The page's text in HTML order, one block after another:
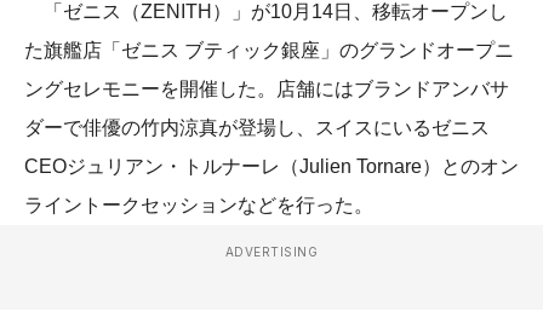
「ゼニス（ZENITH）」が10月14日、移転オープンし
た旗艦店「ゼニス ブティック銀座」のグランドオープニ
ングセレモニーを開催した。店舗にはブランドアンバサ
ダーで俳優の竹内涼真が登場し、スイスにいるゼニス
CEOジュリアン・トルナーレ（Julien Tornare）とのオン
ライントークセッションなどを行った。
ADVERTISING